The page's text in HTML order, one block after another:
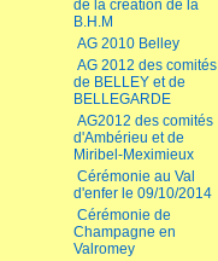
de la création de la
B.H.M
AG 2010 Belley
AG 2012 des comités
de BELLEY et de
BELLEGARDE
AG2012 des comités
d'Ambérieu et de
Miribel-Meximieux
Cérémonie au Val
d'enfer le 09/10/2014
Cérémonie de
Champagne en
Valromey